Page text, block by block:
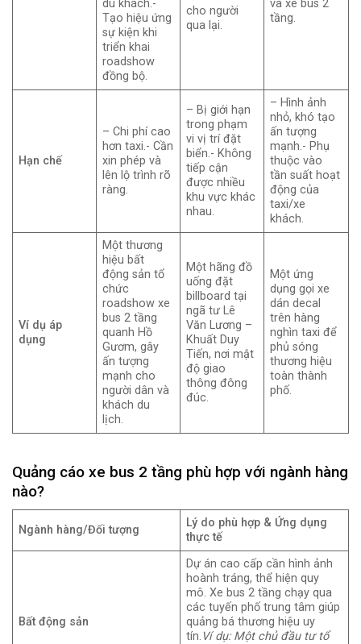
du khách.-
Tạo hiệu ứng
sự kiện khi
triển khai
roadshow
đồng bộ.
cho người
qua lại.
và xe bus 2
tầng.
Hạn chế
– Chi phí cao
hơn taxi.- Cần
xin phép và
lên lộ trình rõ
ràng.
– Bị giới hạn
trong phạm
vi vị trí đặt
biển.- Không
tiếp cận
được nhiều
khu vực khác
nhau.
– Hình ảnh
nhỏ, khó tạo
ấn tượng
mạnh.- Phụ
thuộc vào
tần suất hoạt
động của
taxi/xe
khách.
Ví dụ áp
dụng
Một thương
hiệu bất
động sản tổ
chức
roadshow xe
bus 2 tầng
quanh Hồ
Gươm, gây
ấn tượng
mạnh cho
người dân và
khách du
lịch.
Một hãng đồ
uống đặt
billboard tại
ngã tư Lê
Văn Lương –
Khuất Duy
Tiến, nơi mật
độ giao
thông đông
đúc.
Một ứng
dụng gọi xe
dán decal
trên hàng
nghìn taxi để
phủ sóng
thương hiệu
toàn thành
phố.
Quảng cáo xe bus 2 tầng phù hợp với ngành hàng
nào?
Ngành hàng/Đối tượng
Lý do phù hợp & Ứng dụng
thực tế
Bất động sản
Dự án cao cấp cần hình ảnh
hoành tráng, thể hiện quy
mô. Xe bus 2 tầng chạy qua
các tuyến phố trung tâm giúp
quảng bá thương hiệu uy
tín. Ví dụ: Một chủ đầu tư tổ